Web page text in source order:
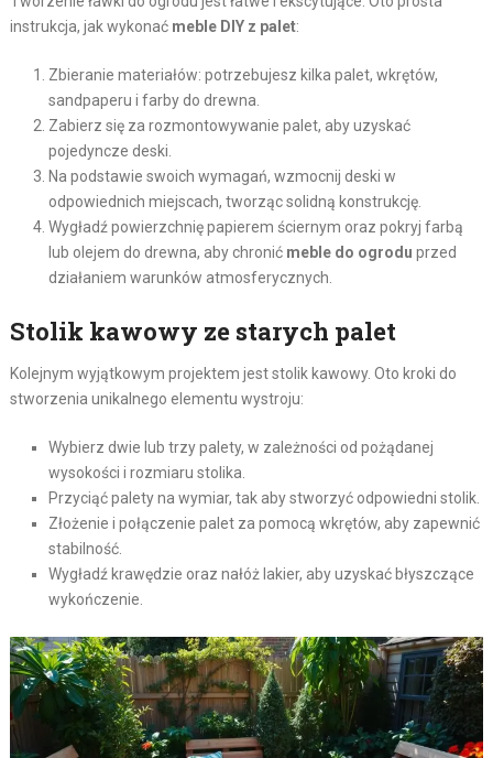
instrukcja, jak wykonać meble DIY z palet:
Zbieranie materiałów: potrzebujesz kilka palet, wkrętów,
sandpaperu i farby do drewna.
Zabierz się za rozmontowywanie palet, aby uzyskać
pojedyncze deski.
Na podstawie swoich wymagań, wzmocnij deski w
odpowiednich miejscach, tworząc solidną konstrukcję.
Wygładź powierzchnię papierem ściernym oraz pokryj farbą
lub olejem do drewna, aby chronić meble do ogrodu przed
działaniem warunków atmosferycznych.
Stolik kawowy ze starych palet
Kolejnym wyjątkowym projektem jest stolik kawowy. Oto kroki do
stworzenia unikalnego elementu wystroju:
Wybierz dwie lub trzy palety, w zależności od pożądanej
wysokości i rozmiaru stolika.
Przyciąć palety na wymiar, tak aby stworzyć odpowiedni stolik.
Złożenie i połączenie palet za pomocą wkrętów, aby zapewnić
stabilność.
Wygładź krawędzie oraz nałóż lakier, aby uzyskać błyszczące
wykończenie.